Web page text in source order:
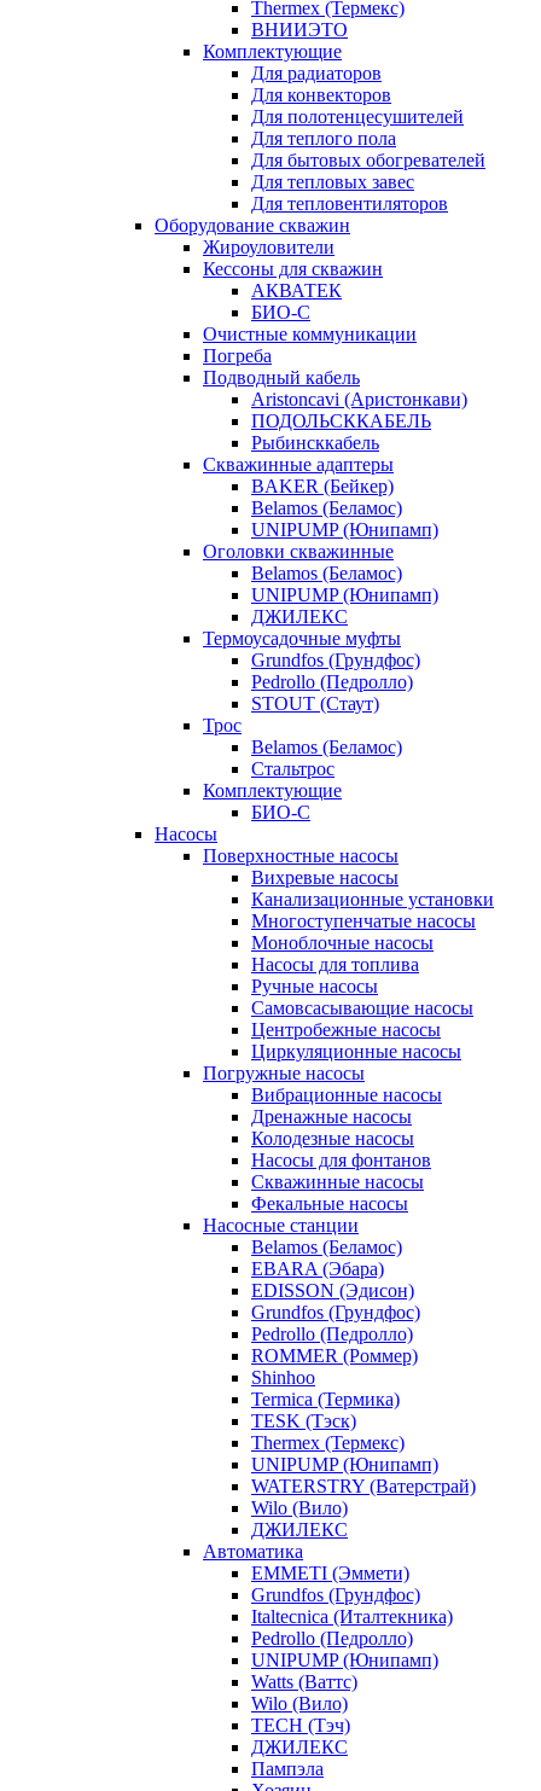
Thermex (Термекс)
ВНИИЭТО
Комплектующие
Для радиаторов
Для конвекторов
Для полотенцесушителей
Для теплого пола
Для бытовых обогревателей
Для тепловых завес
Для тепловентиляторов
Оборудование скважин
Жироуловители
Кессоны для скважин
АКВАТЕК
БИО-С
Очистные коммуникации
Погреба
Подводный кабель
Aristoncavi (Аристонкави)
ПОДОЛЬСККАБЕЛЬ
Рыбинсккабель
Скважинные адаптеры
BAKER (Бейкер)
Belamos (Беламос)
UNIPUMP (Юнипамп)
Оголовки скважинные
Belamos (Беламос)
UNIPUMP (Юнипамп)
ДЖИЛЕКС
Термоусадочные муфты
Grundfos (Грундфос)
Pedrollo (Педролло)
STOUT (Стаут)
Трос
Belamos (Беламос)
Стальтрос
Комплектующие
БИО-С
Насосы
Поверхностные насосы
Вихревые насосы
Канализационные установки
Многоступенчатые насосы
Моноблочные насосы
Насосы для топлива
Ручные насосы
Самовсасывающие насосы
Центробежные насосы
Циркуляционные насосы
Погружные насосы
Вибрационные насосы
Дренажные насосы
Колодезные насосы
Насосы для фонтанов
Скважинные насосы
Фекальные насосы
Насосные станции
Belamos (Беламос)
EBARA (Эбара)
EDISSON (Эдисон)
Grundfos (Грундфос)
Pedrollo (Педролло)
ROMMER (Роммер)
Shinhoo
Termica (Термика)
TESK (Тэск)
Thermex (Термекс)
UNIPUMP (Юнипамп)
WATERSTRY (Ватерстрай)
Wilo (Вило)
ДЖИЛЕКС
Автоматика
EMMETI (Эммети)
Grundfos (Грундфос)
Italtecnica (Италтекника)
Pedrollo (Педролло)
UNIPUMP (Юнипамп)
Watts (Ваттс)
Wilo (Вило)
TECH (Тэч)
ДЖИЛЕКС
Пампэла